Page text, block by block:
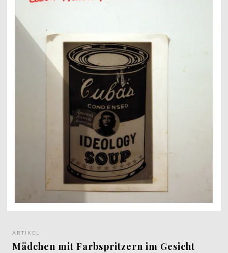
ARTIKEL
Mädchen mit Farbspritzern im Gesicht